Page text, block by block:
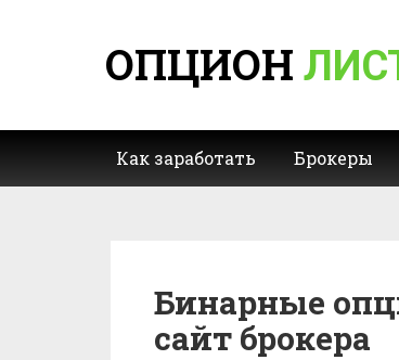
ОПЦИОН
Как заработать Брокеры
Бинарные
сайт брокера